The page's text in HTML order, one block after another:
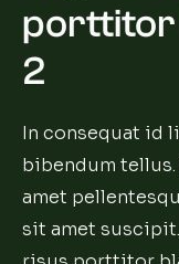
porttitor
2
In consequat id
bibendum
amet
sit amet